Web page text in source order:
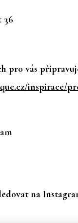
36
pro vás
inspirace/
na